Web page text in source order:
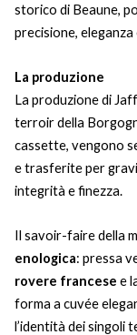
Santi
Tenuta Rapitala'
Vigneti La Selvanella
Vedi tutti
REGIONE
Nero D'Avola
Pinot Nero
Primitivo
Prosecco
Recioto
storico di Beaune,
precisione,
La produzione
La produzione di
terroir della
cassette, vengono
e trasferite per
integrità e finezza.
Il savoir-faire della
enologica: pressa
rovere francese e
forma a cuvée
l’identità dei singoli